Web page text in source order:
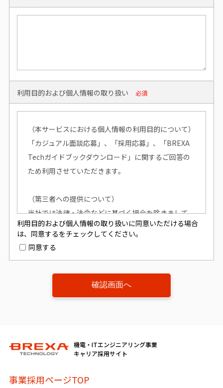
利用目的および個人情報の取り扱い 必須
（本サービスにおける個人情報の利用目的について）
「カジュアル面談応募」、「採用応募」、「BREXA
Techガイドブックダウンロード」に関するご回答の
ため利用させていただきます。
（第三者への提供について）
当社では法律・法令などに基づく場合を除きまして
は、お預かりしました個人情報は、本人の同意を得ず
に、第三者への提供はいたしません。
個人情報の提供は原則任意です。ただし、個人情報を
提供いただけない場合は、該当事項につきまして当社
「訂正、追加又は削除」「利用又は提供の拒否」に関
個人情報を提供されたお客様は、該当情報に関して
利用目的および個人情報の取り扱いに同意いただける場合
は、同意するをチェックしてください。
同意する
機電・ITエンジニアリング事業
キャリア採用サイト
事業採用ページTOP